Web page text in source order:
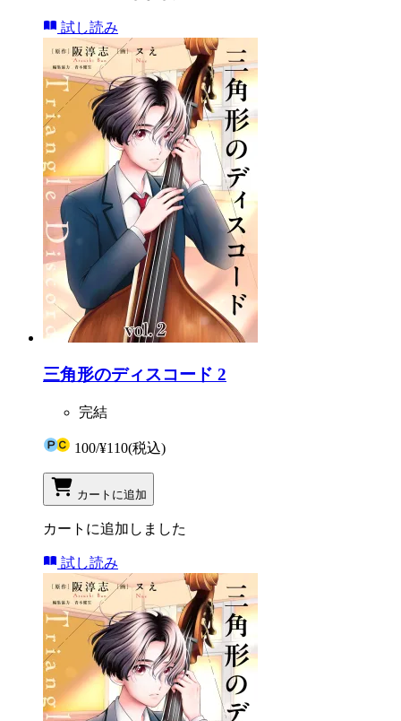
試し読み
三角形のディスコード 2
完結
100/¥110(税込)
カートに追加
カートに追加しました
試し読み